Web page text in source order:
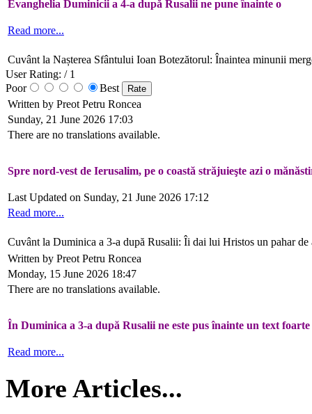
Evanghelia Duminicii a 4-a după Rusalii ne pune înainte o
Read more...
Cuvânt la Nașterea Sfântului Ioan Botezătorul: Înaintea minunii
User Rating: / 1
Poor
Best
Written by Preot Petru Roncea
Sunday, 21 June 2026 17:03
There are no translations available.
Spre nord-vest de Ierusalim, pe o coastă străjuieşte azi o
Last Updated on Sunday, 21 June 2026 17:12
Read more...
Cuvânt la Duminica a 3-a după Rusalii: Îi dai lui Hristos un pahar
Written by Preot Petru Roncea
Monday, 15 June 2026 18:47
There are no translations available.
În Duminica a 3-a după Rusalii ne este pus înainte un text foarte
Read more...
More Articles...